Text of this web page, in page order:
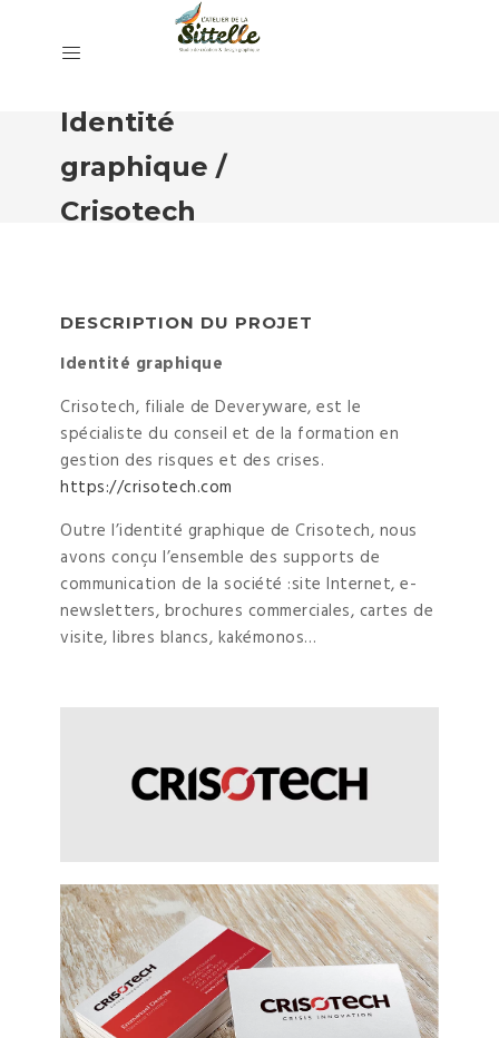
Identité
graphique /
Crisotech
DESCRIPTION DU PROJET
Identité graphique
Crisotech, filiale de Deveryware, est le
spécialiste du conseil et de la formation en
gestion des risques et des crises.
https://crisotech.com
Outre l’identité graphique de Crisotech, nous
avons conçu l’ensemble des supports de
communication de la société :site Internet, e-
newsletters, brochures commerciales, cartes de
visite, libres blancs, kakémonos…